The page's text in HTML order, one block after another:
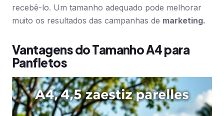
recebê-lo. Um tamanho adequado pode melhorar
muito os resultados das campanhas de marketing.
Vantagens do Tamanho A4 para
Panfletos